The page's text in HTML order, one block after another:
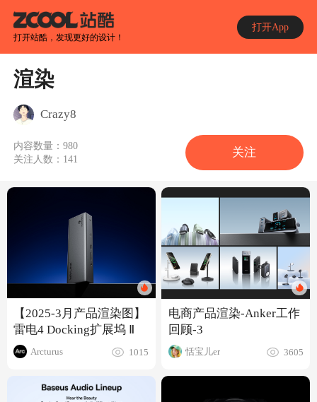
打开站酷，发现更好的设计！
打开App
渲染
Crazy8
内容数量：980
关注人数： 141
关注
【2025-3月产品渲染图】
雷电4 Docking扩展坞 Ⅱ
Arcturus 1015
电商产品渲染-Anker工作
回顾-3
恬宝儿er 3605